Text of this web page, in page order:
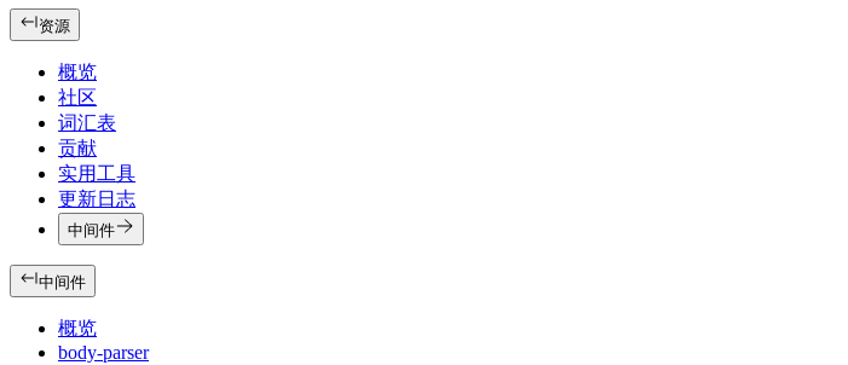
资源
概览
社区
词汇表
贡献
实用工具
更新日志
中间件
中间件
概览
body-parser